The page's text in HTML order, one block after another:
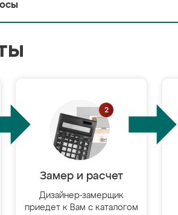
Замер и расчет
Дизайнер-замерщик
приедет к Вам с каталогом